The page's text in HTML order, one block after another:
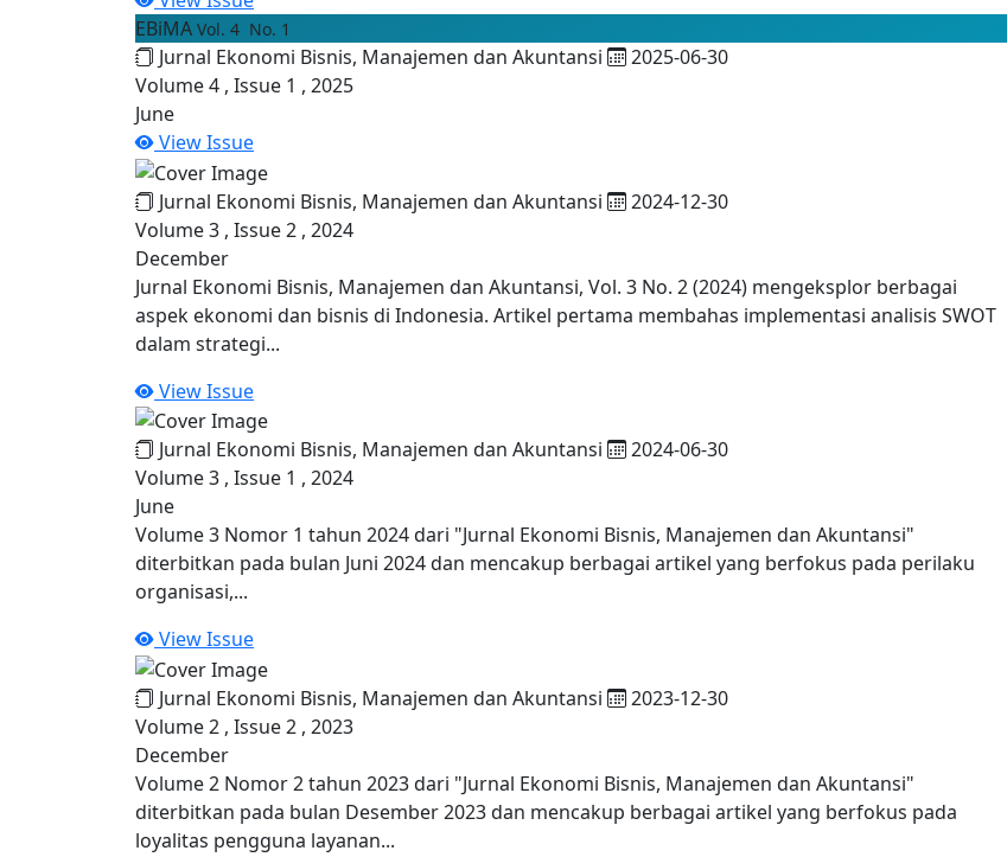
EBiMA Vol. 4 No. 1
Jurnal Ekonomi Bisnis, Manajemen dan Akuntansi
2025-06-30
Volume 4 , Issue 1 , 2025
June
View Issue
Jurnal Ekonomi Bisnis, Manajemen dan Akuntansi
2024-12-30
Volume 3 , Issue 2 , 2024
December
Jurnal Ekonomi Bisnis, Manajemen dan Akuntansi, Vol. 3 No. 2 (2024) mengeksplor berbagai
aspek ekonomi dan bisnis di Indonesia. Artikel pertama membahas implementasi analisis SWOT
dalam strategi...
View Issue
Jurnal Ekonomi Bisnis, Manajemen dan Akuntansi
2024-06-30
Volume 3 , Issue 1 , 2024
June
Volume 3 Nomor 1 tahun 2024 dari "Jurnal Ekonomi Bisnis, Manajemen dan Akuntansi"
diterbitkan pada bulan Juni 2024 dan mencakup berbagai artikel yang berfokus pada perilaku
organisasi,...
View Issue
Jurnal Ekonomi Bisnis, Manajemen dan Akuntansi
2023-12-30
Volume 2 , Issue 2 , 2023
December
Volume 2 Nomor 2 tahun 2023 dari "Jurnal Ekonomi Bisnis, Manajemen dan Akuntansi"
diterbitkan pada bulan Desember 2023 dan mencakup berbagai artikel yang berfokus pada
loyalitas pengguna layanan...